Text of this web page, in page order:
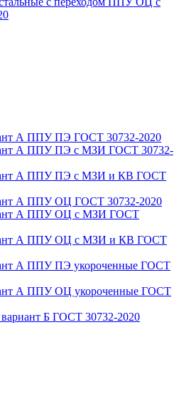
А ППУ ПЭ ГОСТ 30732-2020
А ППУ ПЭ с МЗИ ГОСТ 30732-
А ППУ ПЭ с МЗИ и КВ ГОСТ
А ППУ ОЦ ГОСТ 30732-2020
А ППУ ОЦ с МЗИ ГОСТ
А ППУ ОЦ с МЗИ и КВ ГОСТ
А ППУ ПЭ укороченные ГОСТ
А ППУ ОЦ укороченные ГОСТ
Б ГОСТ 30732-2020